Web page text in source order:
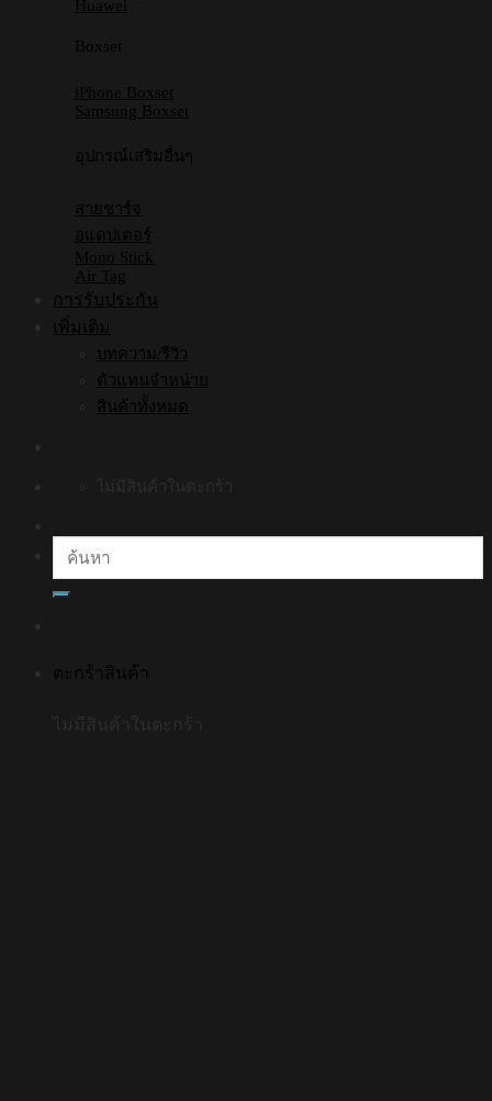
Huawei
Boxset
iPhone Boxset
Samsung Boxset
อุปกรณ์เสริมอื่นๆ
สายชาร์จ
อแดปเตอร์
Mono Stick
Air Tag
การรับประกัน
เพิ่มเติม
บทความ/รีวิว
ตัวแทนจำหน่าย
สินค้าทั้งหมด
ค้นหา:
ตะกร้าสินค้า